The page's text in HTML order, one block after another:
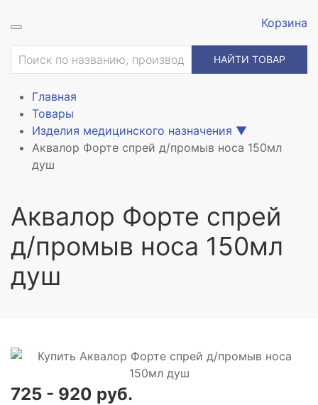
Корзина
НАЙТИ ТОВАР
Главная
Товары
Изделия медицинского назначения ▼
Аквалор Форте спрей д/промыв носа 150мл
душ
Аквалор Форте спрей
д/промыв носа 150мл
душ
725 - 920 руб.